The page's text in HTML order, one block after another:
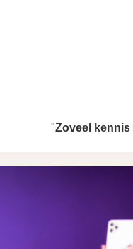
"Zoveel kennis